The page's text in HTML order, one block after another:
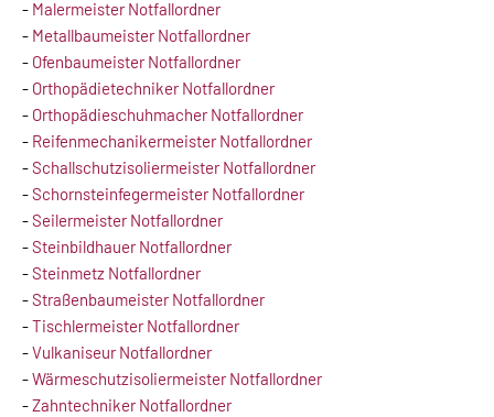
- Malermeister Notfallordner
- Metallbaumeister Notfallordner
- Ofenbaumeister Notfallordner
- Orthopädietechniker Notfallordner
- Orthopädieschuhmacher Notfallordner
- Reifenmechanikermeister Notfallordner
-Schallschutzisoliermeister Notfallordner
-Schornsteinfegermeister Notfallordner
-Seilermeister Notfallordner
-Steinbildhauer Notfallordner
-Steinmetz Notfallordner
-Straßenbaumeister Notfallordner
-Tischlermeister Notfallordner
-Vulkaniseur Notfallordner
-Wärmeschutzisoliermeister Notfallordner
-Zahntechniker Notfallordner